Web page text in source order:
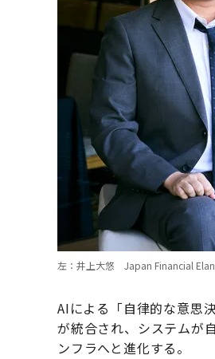
左：井上大悠 Japan Financial
AIによる「自律的な意思
が統合され、システムが
ンフラへと進化する。